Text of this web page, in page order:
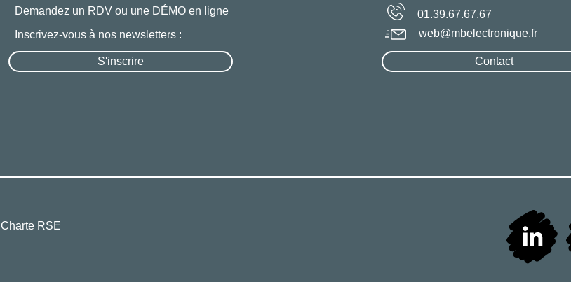
Demandez un RDV ou une DÉMO en ligne
01.39.67.67.67
Inscrivez-vous à nos newsletters :
Charte RSE
Contact
web@mbelectronique.fr
S'inscrire